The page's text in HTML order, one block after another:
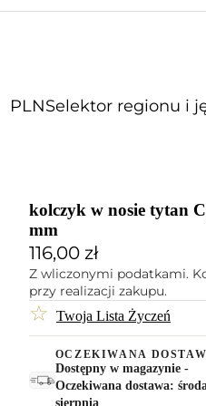
PLNSelektor regionu i
kolczyk w nosie tytan
mm
116,00 zł
Z wliczonymi podatkami.
przy realizacji zakupu.
☆ Twoja Lista Życzeń
OCZEKIWANA
Dostępny w magazynie -
Oczekiwana dostawa:
sierpnia